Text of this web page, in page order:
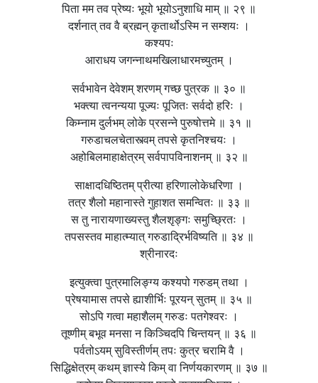
पिता मम तव प्रेष्यः भूयो भूयोऽनुशाधि माम् ॥ २९ ॥
दर्शनात् तव वै ब्रह्मन् कृतार्थोऽस्मि न सम्शयः ।
कश्यपः
आराधय जगन्नाथमखिलाधारमच्युतम् ।
सर्वभावेन देवेशम् शरणम् गच्छ पुत्रक ॥ ३० ॥
भक्त्या त्वनन्यया पूज्यः पूजितः सर्वदो हरिः ।
किम्नाम दुर्लभम् लोके प्रसन्ने पुरुषोत्तमे ॥ ३१ ॥
गरुडाचलचेतास्त्वम् तपसे कृतनिश्चयः ।
अहोबिलमाहाक्षेत्रम् सर्वपापविनाशनम् ॥ ३२ ॥
साक्षादधिष्ठितम् प्रीत्या हरिणालोकेधरिणा ।
तत्र शैलो महानास्ते गुहाशत समन्वितः ॥ ३३ ॥
स तु नारायणाख्यस्तु शैलशृङ्गः समुच्छ्रितः ।
तपसस्तव माहात्म्यात् गरुडाद्रिर्भविष्यति ॥ ३४ ॥
श्रीनारदः
इत्युक्त्वा पुत्रमालिङ्ग्य कश्यपो गरुडम् तथा ।
प्रेषयामास तपसे ह्याशीर्भिः पूरयन् सुतम् ॥ ३५ ॥
सोऽपि गत्वा महाशैलम् गरुडः पतगेश्वरः ।
तूष्णीम् बभूव मनसा न किञ्चिदपि चिन्तयन् ॥ ३६ ॥
पर्वतोऽयम् सुविस्तीर्णम् तपः कुत्र चरामि वै ।
सिद्धिक्षेत्रम् कथम् ज्ञास्ये किम् वा निर्णयकारणम् ॥ ३७ ॥